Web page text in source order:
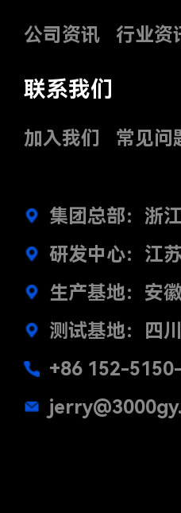
公司资讯 行业资
联系我们
加入我们 常见问
集团总部：浙
研发中心：江
生产基地：安
测试基地：四
+86 152-